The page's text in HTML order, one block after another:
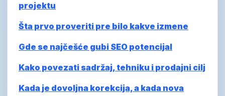
projektu
Šta prvo proveriti pre bilo kakve izmene
Gde se najčešće gubi SEO potencijal
Kako povezati sadržaj, tehniku i prodajni cilj
Kada je dovoljna korekcija, a kada nova